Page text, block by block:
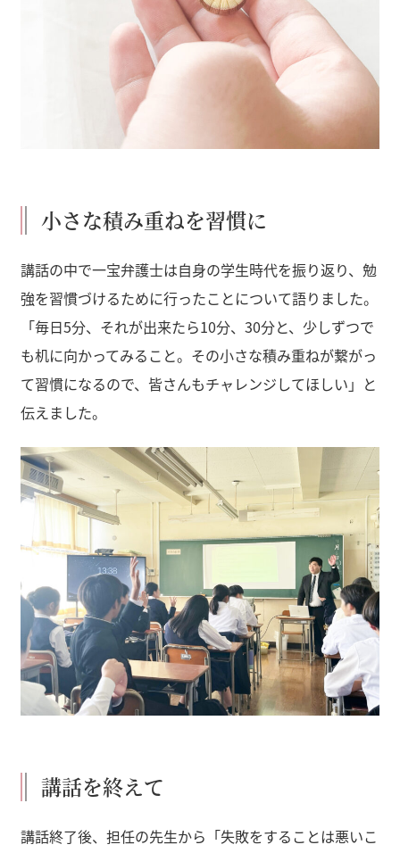
小さな積み重ねを習慣に
講話の中で一宝弁護士は自身の学生時代を振り返り、勉
強を習慣づけるために行ったことについて語りました。
「毎日5分、それが出来たら10分、30分と、少しずつで
も机に向かってみること。その小さな積み重ねが繋がっ
て習慣になるので、皆さんもチャレンジしてほしい」と
伝えました。
講話を終えて
講話終了後、担任の先生から「失敗をすることは悪いこ